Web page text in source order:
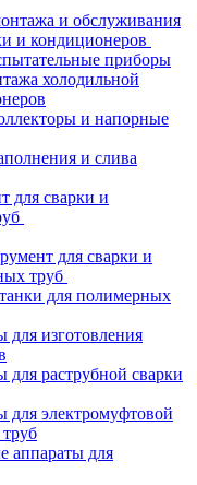
и обслуживания
и кондиционеров
приборы
холодильной
и напорные
и слива
для сварки и
для сварки и
труб
для полимерных
для изготовления
раструбной сварки
для электромуфтовой
аппараты для